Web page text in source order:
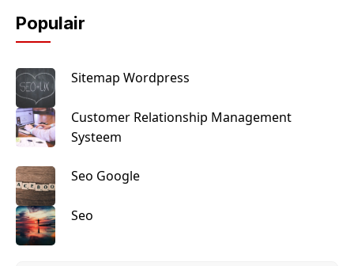
Populair
Sitemap Wordpress
Customer Relationship Management
Systeem
Seo Google
Seo